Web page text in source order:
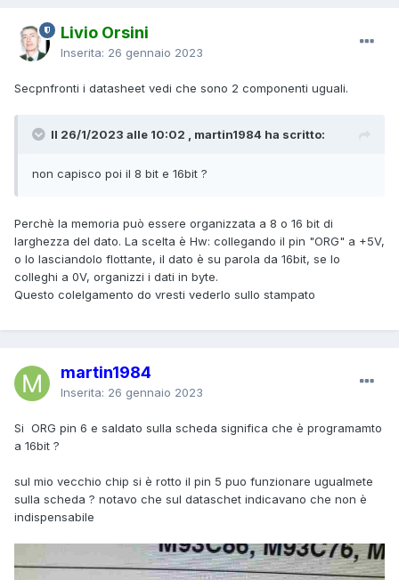
Livio Orsini
Inserita: 26 gennaio 2023
Secpnfronti i datasheet vedi che sono 2 componenti uguali.
Il 26/1/2023 alle 10:02 , martin1984 ha scritto:
non capisco poi il 8 bit e 16bit ?
Perchè la memoria può essere organizzata a 8 o 16 bit di
larghezza del dato. La scelta è Hw: collegando il pin "ORG" a +5V,
o lo lasciandolo flottante, il dato è su parola da 16bit, se lo
colleghi a 0V, organizzi i dati in byte.
Questo colelgamento do vresti vederlo sullo stampato
martin1984
Inserita: 26 gennaio 2023
Si ORG pin 6 e saldato sulla scheda significa che è programamto
a 16bit ?
sul mio vecchio chip si è rotto il pin 5 puo funzionare ugualmete
sulla scheda ? notavo che sul dataschet indicavano che non è
indispensabile